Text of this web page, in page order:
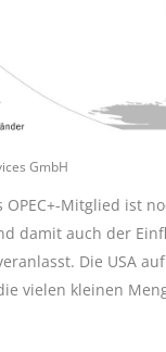
GmbH
OPEC+-Mitglied ist
damit auch der
Die USA
vielen kleinen